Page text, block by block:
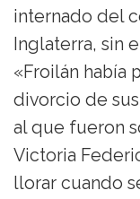
internado del
Inglaterra, sin
«Froilán había
divorcio de
al que fueron
Victoria
llorar cuando